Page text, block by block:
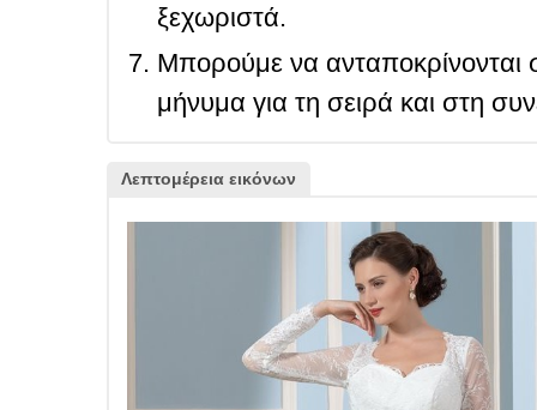
ξεχωριστά.
Μπορούμε να ανταποκρίνονται
μήνυμα για τη σειρά και στη
Λεπτομέρεια εικόνων